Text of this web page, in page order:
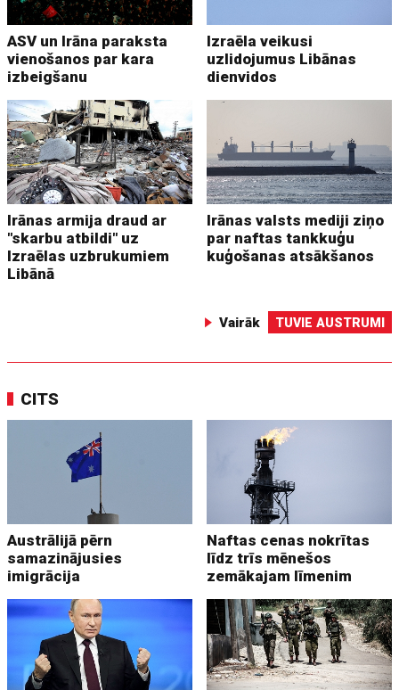
ASV un Irāna paraksta
vienošanos par kara
izbeigšanu
Izraēla veikusi
uzlidojumus Libānas
dienvidos
Irānas armija draud ar
"skarbu atbildi" uz
Izraēlas uzbrukumiem
Libānā
Irānas valsts mediji ziņo
par naftas tankkuģu
kuģošanas atsākšanos
Vairāk TUVIE AUSTRUMI
CITS
Austrālijā pērn
samazinājusies
imigrācija
Naftas cenas nokrītas
līdz trīs mēnešos
zemākajam līmenim